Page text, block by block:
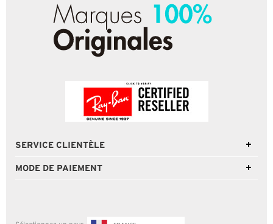
SERVICE CLIENTÈLE
MODE DE PAIEMENT